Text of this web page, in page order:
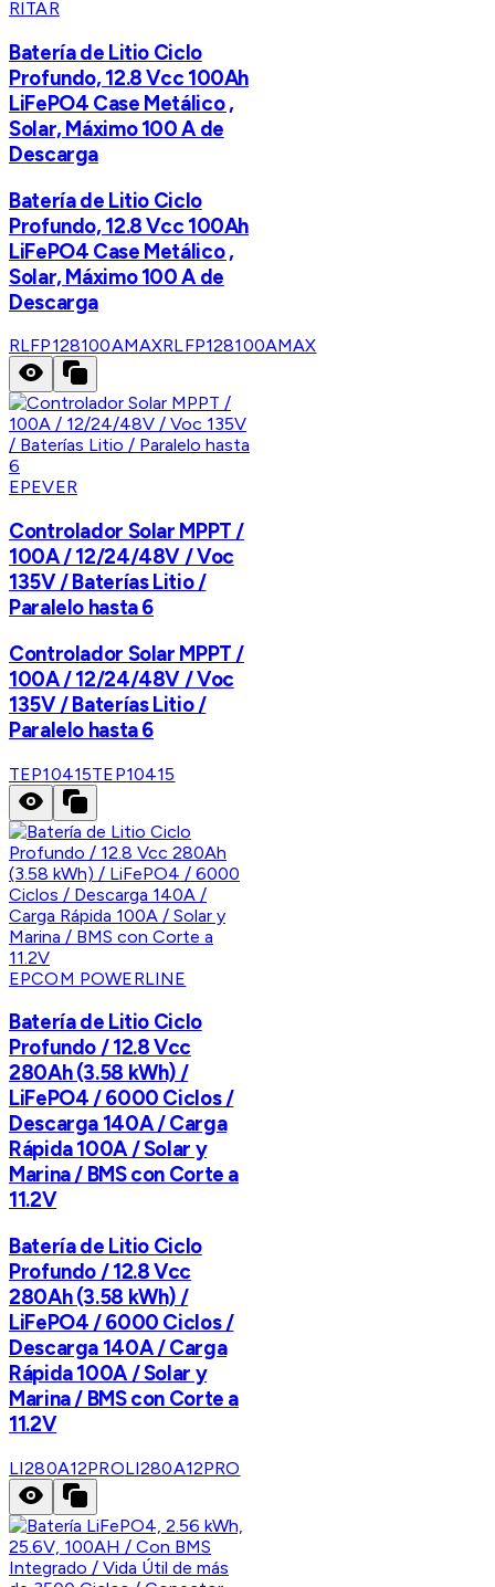
RITAR
Batería de Litio Ciclo
Profundo, 12.8 Vcc 100Ah
LiFePO4 Case Metálico ,
Solar, Máximo 100 A de
Descarga
Batería de Litio Ciclo
Profundo, 12.8 Vcc 100Ah
LiFePO4 Case Metálico ,
Solar, Máximo 100 A de
Descarga
RLFP128100AMAXRLFP128100AMAX
EPEVER
Controlador Solar MPPT /
100A / 12/24/48V / Voc
135V / Baterías Litio /
Paralelo hasta 6
Controlador Solar MPPT /
100A / 12/24/48V / Voc
135V / Baterías Litio /
Paralelo hasta 6
TEP10415TEP10415
EPCOM POWERLINE
Batería de Litio Ciclo
Profundo / 12.8 Vcc
280Ah (3.58 kWh) /
LiFePO4 / 6000 Ciclos /
Descarga 140A / Carga
Rápida 100A / Solar y
Marina / BMS con Corte a
11.2V
Batería de Litio Ciclo
Profundo / 12.8 Vcc
280Ah (3.58 kWh) /
LiFePO4 / 6000 Ciclos /
Descarga 140A / Carga
Rápida 100A / Solar y
Marina / BMS con Corte a
11.2V
LI280A12PROLI280A12PRO